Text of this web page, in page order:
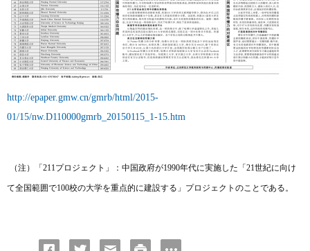
http://epaper.gmw.cn/gmrb/html/2015-
01/15/nw.D110000gmrb_20150115_1-15.htm
（注）「 211プロジェクト」：中国政府が1990年代に実施した「 21世紀に向け
て全国範囲で100校の大学を重点的に建設する」プロジェクトのことである。